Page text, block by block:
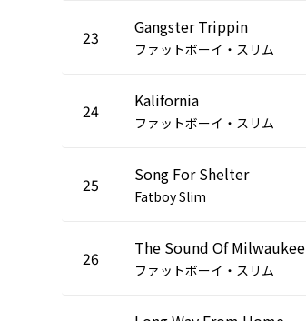
23 Gangster Trippin
ファットボーイ・スリム
24 Kalifornia
ファットボーイ・スリム
25 Song For Shelter
Fatboy Slim
26 The Sound Of Milwaukee
ファットボーイ・スリム